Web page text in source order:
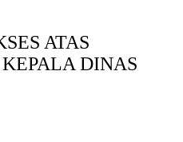
ATAS
DINAS